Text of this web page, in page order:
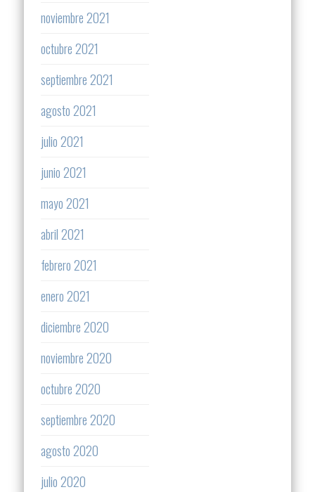
noviembre 2021
octubre 2021
septiembre 2021
agosto 2021
julio 2021
junio 2021
mayo 2021
abril 2021
febrero 2021
enero 2021
diciembre 2020
noviembre 2020
octubre 2020
septiembre 2020
agosto 2020
julio 2020